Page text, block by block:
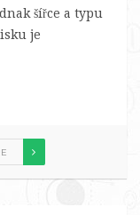
šířce a typu
je